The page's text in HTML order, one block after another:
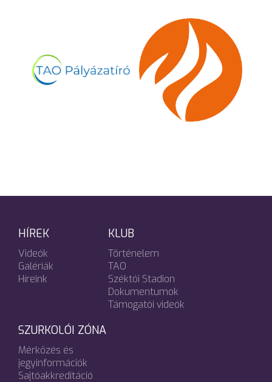
HÍREK
Videók
Galériák
Híreink
KLUB
Történelem
TAO
Széktói Stadion
Dokumentumok
Támogatói videók
SZURKOLÓI ZÓNA
Mérkőzés és
jegyinformációk
Sajtóakkreditáció